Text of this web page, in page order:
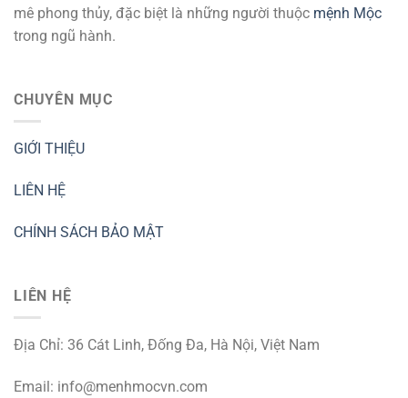
mê phong thủy, đặc biệt là những người thuộc mệnh Mộc
trong ngũ hành.
CHUYÊN MỤC
GIỚI THIỆU
LIÊN HỆ
CHÍNH SÁCH BẢO MẬT
LIÊN HỆ
Địa Chỉ: 36 Cát Linh, Đống Đa, Hà Nội, Việt Nam
Email: info@menhmocvn.com